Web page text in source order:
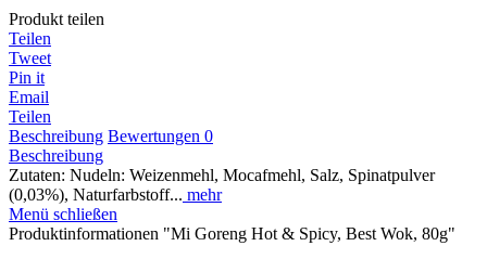
Produkt teilen
Teilen
Tweet
Pin it
Email
Teilen
Beschreibung Bewertungen 0
Beschreibung
Zutaten: Nudeln: Weizenmehl, Mocafmehl, Salz, Spinatpulver
(0,03%), Naturfarbstoff... mehr
Menü schließen
Produktinformationen "Mi Goreng Hot & Spicy, Best Wok, 80g"